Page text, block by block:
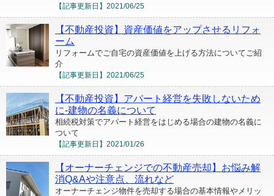
【記事更新日】 2021/06/25
【不動産投資】資産価値をアップさせるリフォ
ーム
リフォームでご自宅の資産価値を上げる方法についてご紹
介
【記事更新日】 2021/06/25
【不動産投資】アパート経営を失敗しないため
に-建物の名義について
相続税対策でアパート経営をはじめる場合の建物の名義に
ついて
【記事更新日】 2021/01/26
【オーナーチェンジでの不動産売却】お悩み解
消Q&Aや注意点、流れなど
オーナーチェンジ物件を売却する場合の基本情報やメリッ